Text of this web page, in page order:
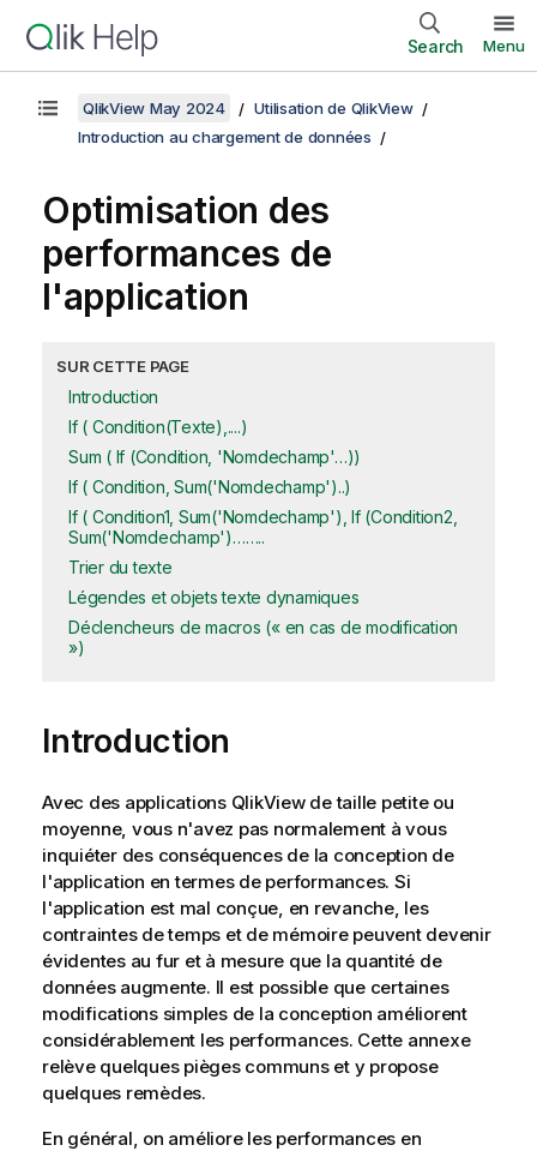
Search Menu
QlikView May 2024
Utilisation de QlikView
Introduction au chargement de données
Optimisation des
performances de
l'application
SUR CETTE PAGE
Introduction
If ( Condition(Texte),....)
Sum ( If (Condition, 'Nomdechamp'…))
If ( Condition, Sum('Nomdechamp')..)
If ( Condition1, Sum('Nomdechamp'), If (Condition2,
Sum('Nomdechamp')……..
Trier du texte
Légendes et objets texte dynamiques
Déclencheurs de macros (« en cas de modification
»)
Introduction
Avec des applications QlikView de taille petite ou
moyenne, vous n'avez pas normalement à vous
inquiéter des conséquences de la conception de
l'application en termes de performances. Si
l'application est mal conçue, en revanche, les
contraintes de temps et de mémoire peuvent devenir
évidentes au fur et à mesure que la quantité de
données augmente. Il est possible que certaines
modifications simples de la conception améliorent
considérablement les performances. Cette annexe
relève quelques pièges communs et y propose
quelques remèdes.
En général, on améliore les performances en